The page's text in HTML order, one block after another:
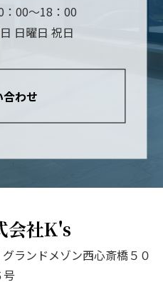
：00～18：00
日曜日 祝日
合わせ
会社K's
ランドメゾン西心斎橋５０
号